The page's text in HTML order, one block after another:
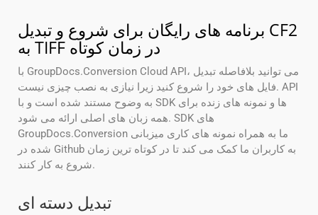
برنامه های رایگان برای شروع و تبدیل CF2
به TIFF در زمان کوتاه
با GroupDocs.Conversion Cloud API، می توانید بلافاصله تبدیل
فایل های خود را شروع کنید زیرا نیازی به نصب چیزی نیست. API
به وضوح مستند شده است و با SDK ها و نمونه های زنده برای
همه زبان های اصلی ارائه می شود. SDK های
GroupDocs.Conversion ما به همراه نمونه های کاری میزبانی
شده در Github به کاربران ما کمک می کند تا در کوتاه ترین زمان
شروع به کار کنند.
تبدیل دسته ای